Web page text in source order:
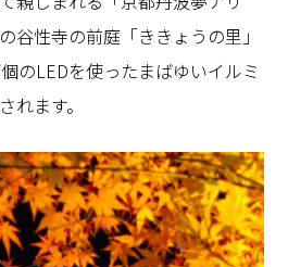
谷性寺の前庭「ききょうの里」
のLEDを使ったまばゆいイルミ
れます。